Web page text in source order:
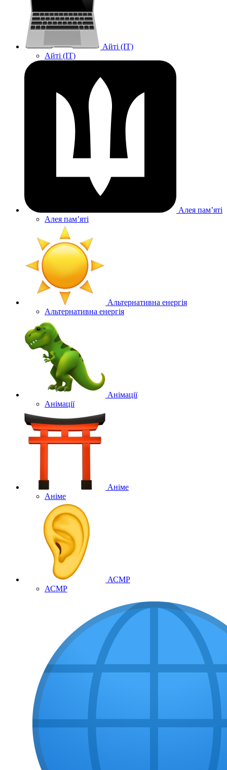
Айті (IT)
Айті (IT)
Алея памʼяті
Алея памʼяті
Альтернативна енергія
Альтернативна енергія
Анімації
Анімації
Аніме
Аніме
АСМР
АСМР